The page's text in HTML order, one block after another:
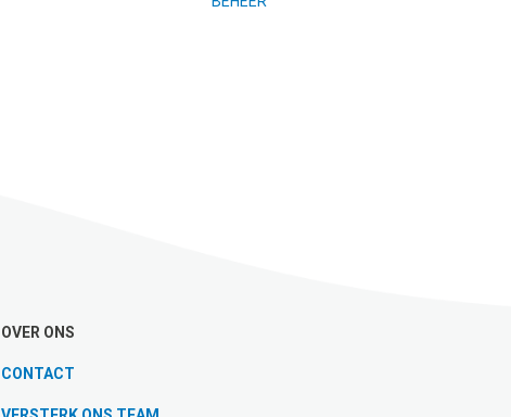
OVER ONS
CONTACT